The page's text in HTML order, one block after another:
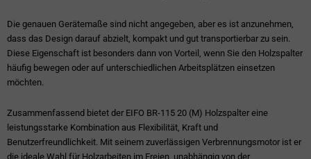
Die genauen Gerätemaße sind nicht angegeben, aber es ist anzunehmen,
dass das Design darauf abzielt, kompakt und gut transportierbar zu sein.
Diese Eigenschaft ist besonders dann von Vorteil, wenn Sie den Holzspalter
häufig bewegen oder auf unterschiedlichen Arbeitsplätzen einsetzen
möchten.
Zusammenfassend bietet der EIFO BR-115 20 (M) Holzspalter eine
leistungsstarke Kombination aus Flexibilität, Kraft und
Benutzerfreundlichkeit. Mit seinem zuverlässigen Verbrennungsmotor ist er
die ideale Wahl für Holzarbeiten im Freien, unabhängig von der